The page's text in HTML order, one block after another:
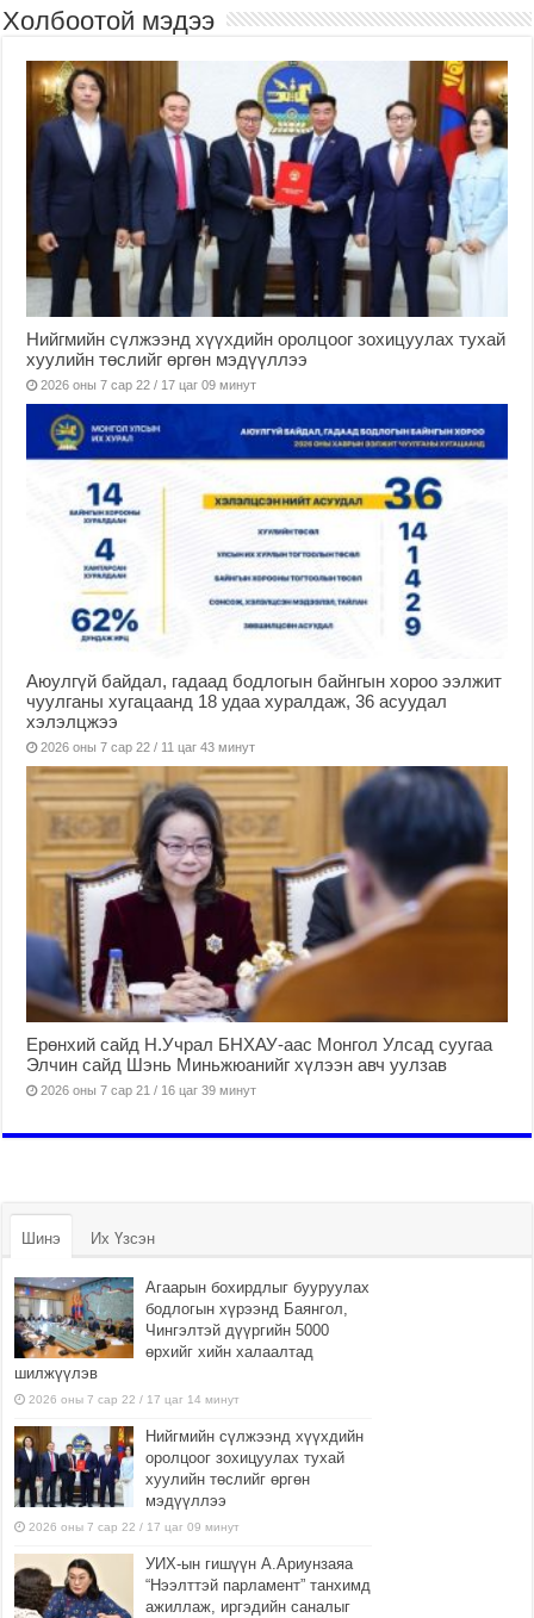
Холбоотой мэдээ
Нийгмийн сүлжээнд хүүхдийн оролцоог зохицуулах тухай
хуулийн төслийг өргөн мэдүүллээ
2026 оны 7 сар 22 / 17 цаг 09 минут
Аюулгүй байдал, гадаад бодлогын байнгын хороо ээлжит
чуулганы хугацаанд 18 удаа хуралдаж, 36 асуудал
хэлэлцжээ
2026 оны 7 сар 22 / 11 цаг 43 минут
Ерөнхий сайд Н.Учрал БНХАУ-аас Монгол Улсад суугаа
Элчин сайд Шэнь Миньжюанийг хүлээн авч уулзав
2026 оны 7 сар 21 / 16 цаг 39 минут
Шинэ Их Үзсэн
Агаарын бохирдлыг бууруулах
бодлогын хүрээнд Баянгол,
Чингэлтэй дүүргийн 5000
өрхийг хийн халаалтад
шилжүүлэв
2026 оны 7 сар 22 / 17 цаг 14 минут
Нийгмийн сүлжээнд хүүхдийн
оролцоог зохицуулах тухай
хуулийн төслийг өргөн
мэдүүллээ
2026 оны 7 сар 22 / 17 цаг 09 минут
УИХ-ын гишүүн А.Ариунзаяа
“Нээлттэй парламент” танхимд
ажиллаж, иргэдийн саналыг